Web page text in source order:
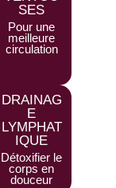
SES
Pour une
meilleure
circulation
DRAINAG
E
LYMPHAT
IQUE
Détoxifier le
corps en
douceur